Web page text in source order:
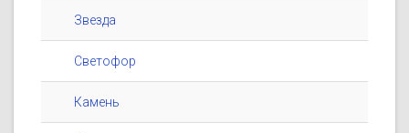
Звезда
Светофор
Камень